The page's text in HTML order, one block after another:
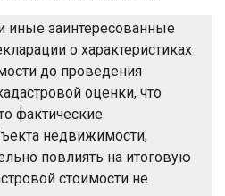
иные заинтересованные
о характеристиках
до проведения
оценки, что
фактические
недвижимости,
повлиять на итоговую
стоимости не